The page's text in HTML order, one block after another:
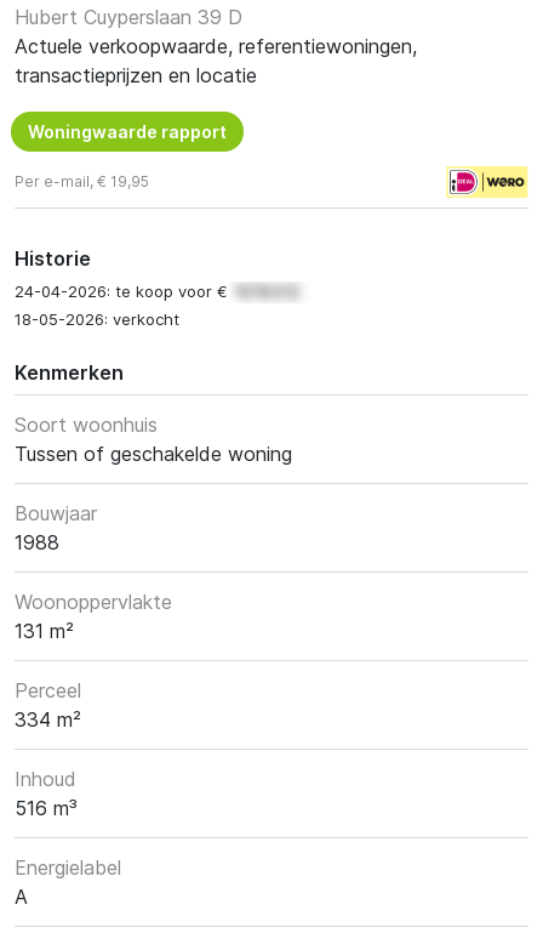
Hubert Cuyperslaan 39 D
Actuele verkoopwaarde, referentiewoningen,
transactieprijzen en locatie
Woningwaarde rapport
Per e-mail, € 19,95
Historie
24-04-2026: te koop voor €
18-05-2026: verkocht
Kenmerken
Soort woonhuis
Tussen of geschakelde woning
Bouwjaar
1988
Woonoppervlakte
131 m²
Perceel
334 m²
Inhoud
516 m³
Energielabel
A